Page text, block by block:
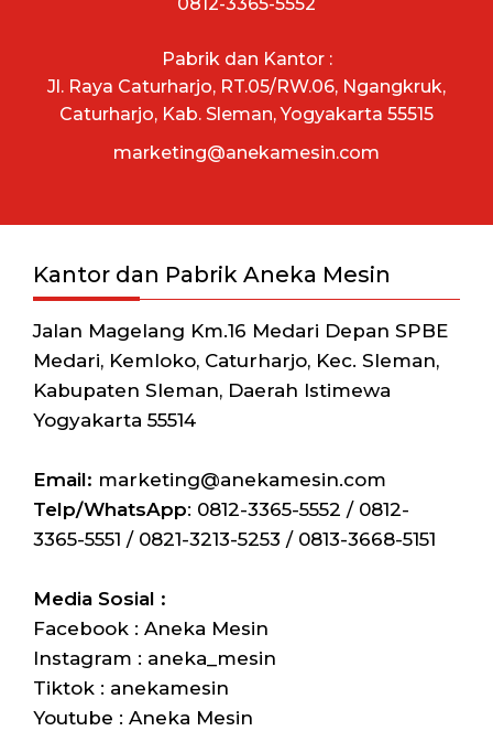
Pabrik dan Kantor :
Jl. Raya Caturharjo, RT.05/RW.06, Ngangkruk,
Caturharjo, Kab. Sleman, Yogyakarta 55515
marketing@anekamesin.com
Kantor dan Pabrik Aneka Mesin
Jalan Magelang Km.16 Medari Depan SPBE
Medari, Kemloko, Caturharjo, Kec. Sleman,
Kabupaten Sleman, Daerah Istimewa
Yogyakarta 55514
Email: marketing@anekamesin.com
Telp/WhatsApp: 0812-3365-5552 / 0812-
3365-5551 / 0821-3213-5253 / 0813-3668-5151
Media Sosial :
Facebook : Aneka Mesin
Instagram : aneka_mesin
Tiktok : anekamesin
Youtube : Aneka Mesin